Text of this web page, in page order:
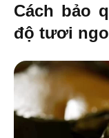
Cách bảo
độ tươi